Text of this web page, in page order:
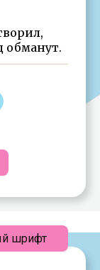
обманут.
шрифт